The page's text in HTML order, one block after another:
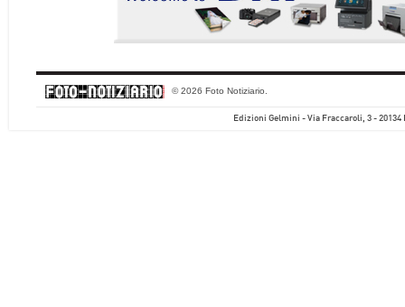
© 2026 Foto Notiziario.
Edizioni Gelmini - Via Fraccaroli, 3 - 20134